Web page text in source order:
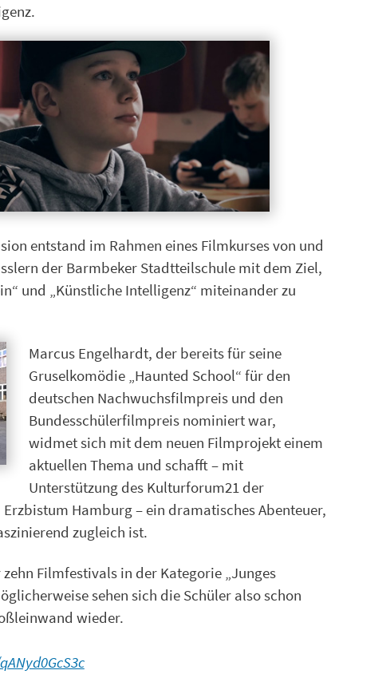
entstand im Rahmen eines Filmkurses von und
der Barmbeker Stadtteilschule mit dem Ziel,
und „Künstliche Intelligenz“ miteinander zu
Marcus Engelhardt, der bereits für seine
Gruselkomödie „Haunted School“ für den
deutschen Nachwuchsfilmpreis und den
Bundesschülerfilmpreis nominiert war,
widmet sich mit dem neuen Filmprojekt einem
aktuellen Thema und schafft – mit
Unterstützung des Kulturforum21 der
Hamburg – ein dramatisches Abenteuer,
zugleich ist.
Filmfestivals in der Kategorie „Junges
sehen sich die Schüler also schon
wieder.